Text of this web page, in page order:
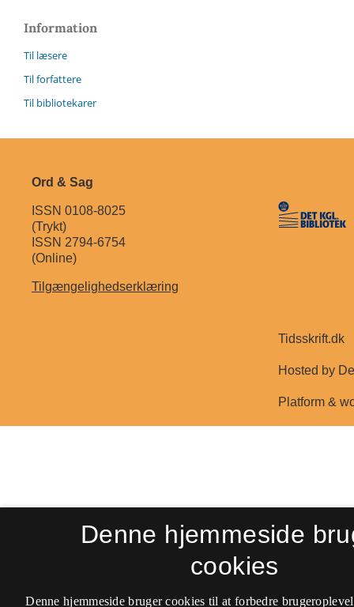
Information
Til læsere
Til forfattere
Til bibliotekarer
Ord & Sag
ISSN 0108-8025
(Trykt)
ISSN 2794-6754
(Online)
Tilgængelighedserklæring
Denne hjemmeside
cookies
Denne hjemmeside bruger cookies til at forbedre